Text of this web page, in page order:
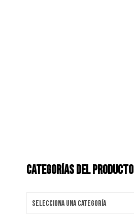
CATEGORÍAS DEL PRODUCTO
Selecciona una categoría